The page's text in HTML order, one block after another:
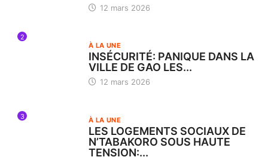
12 mars 2026
2
À LA UNE
INSÉCURITÉ: PANIQUE DANS LA
VILLE DE GAO LES...
12 mars 2026
3 À LA UNE
LES LOGEMENTS SOCIAUX DE
N’TABAKORO SOUS HAUTE
TENSION:...